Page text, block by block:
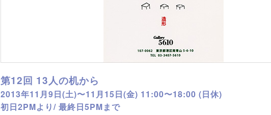
第12回 13人の机から
2013年11月9日(土)〜11月15日(金) 11:00〜18:00 (日休)
初日2PMより/ 最終日5PMまで